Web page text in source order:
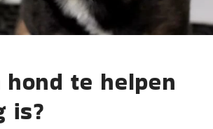
hond te helpen
is?